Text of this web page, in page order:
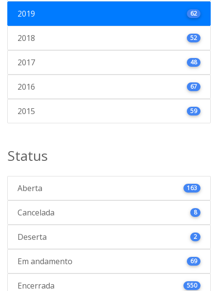
2019 62
2018 52
2017 48
2016 67
2015 59
Status
Aberta 163
Cancelada 8
Deserta 2
Em andamento 69
Encerrada 550